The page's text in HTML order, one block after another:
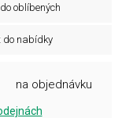
oblíbených
do nabídky
na objednávku